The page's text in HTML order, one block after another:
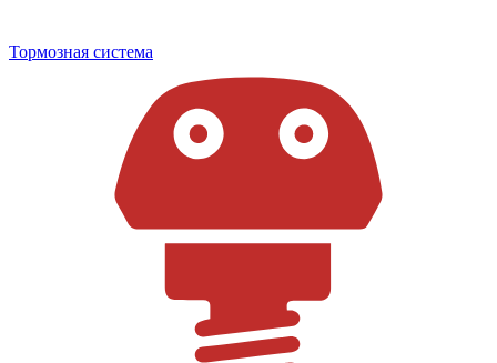
Тормозная система